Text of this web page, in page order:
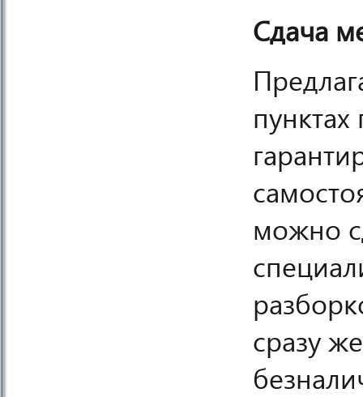
Сдача
можно
сразу